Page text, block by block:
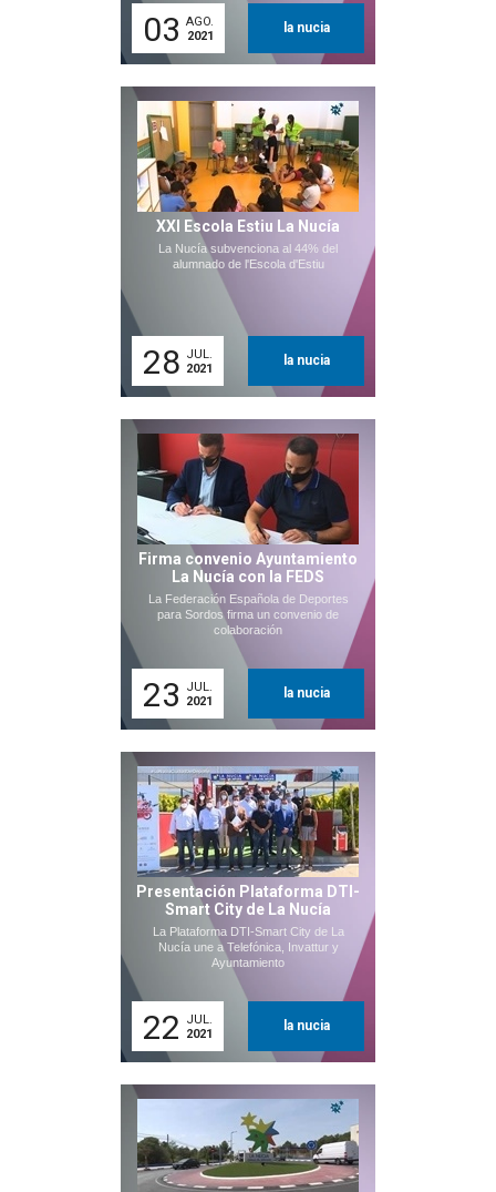
03 AGO.
2021
la nucia
XXI Escola Estiu La Nucía
La Nucía subvenciona al 44% del
alumnado de l'Escola d'Estiu
28 JUL.
2021
la nucia
Firma convenio Ayuntamiento
La Nucía con la FEDS
La Federación Española de Deportes
para Sordos firma un convenio de
colaboración
23
JUL.
2021
la nucia
Presentación Plataforma DTI-
Smart City de La Nucía
La Plataforma DTI-Smart City de La
Nucía une a Telefónica, Invattur y
Ayuntamiento
22
JUL.
2021
la nucia